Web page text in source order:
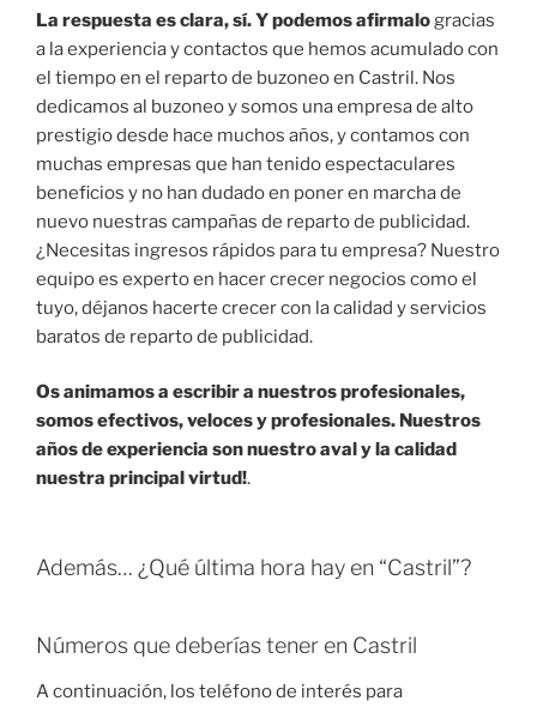
La respuesta es clara, sí. Y podemos afirmalogracias
a la experiencia y contactos que hemos acumulado con
el tiempo en el reparto de buzoneo en Castril. Nos
dedicamos al buzoneo y somos una empresa de alto
prestigio desde hace muchos años, y contamos con
muchas empresas que han tenido espectaculares
beneficios y no han dudado en poner en marcha de
nuevo nuestras campañas de reparto de publicidad.
¿Necesitas ingresos rápidos para tu empresa? Nuestro
equipo es experto en hacer crecer negocios como el
tuyo, déjanos hacerte crecer con la calidad y servicios
baratos de reparto de publicidad.
Os animamos a escribir a nuestros profesionales,
somos efectivos, veloces y profesionales. Nuestros
años de experiencia son nuestro aval y la calidad
nuestra principal virtud!.
Además… ¿Qué última hora hay en “Castril”?
Números que deberías tener en Castril
A continuación, los teléfono de interés para